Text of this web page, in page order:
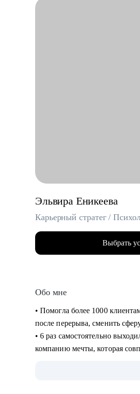
Эльвира Еникеева
Карьерный стратег /
Выбрать
Обо мне
‌‌‌‌‌• Помогла более 1000
после перерыва, сменить
‌‌• 6 раз самостоятельно
компанию мечты, которая